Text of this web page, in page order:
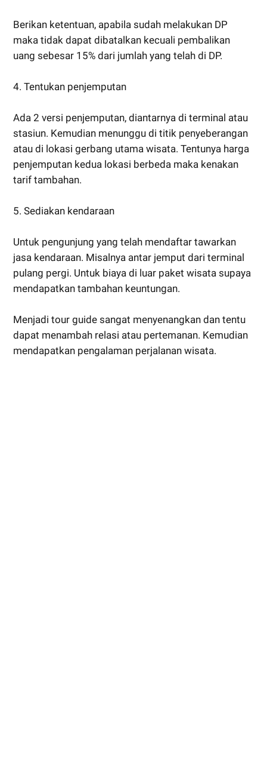
Berikan ketentuan, apabila sudah melakukan DP
maka tidak dapat dibatalkan kecuali pembalikan
uang sebesar 15% dari jumlah yang telah di DP.
4. Tentukan penjemputan
Ada 2 versi penjemputan, diantarnya di terminal atau
stasiun. Kemudian menunggu di titik penyeberangan
atau di lokasi gerbang utama wisata. Tentunya harga
penjemputan kedua lokasi berbeda maka kenakan
tarif tambahan.
5. Sediakan kendaraan
Untuk pengunjung yang telah mendaftar tawarkan
jasa kendaraan. Misalnya antar jemput dari terminal
pulang pergi. Untuk biaya di luar paket wisata supaya
mendapatkan tambahan keuntungan.
Menjadi tour guide sangat menyenangkan dan tentu
dapat menambah relasi atau pertemanan. Kemudian
mendapatkan pengalaman perjalanan wisata.